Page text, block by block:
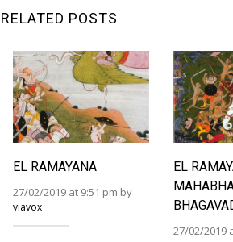
RELATED POSTS
EL RAMAYANA
27/02/2019 at 9:51 pm by
viavox
EL
27/02/2019